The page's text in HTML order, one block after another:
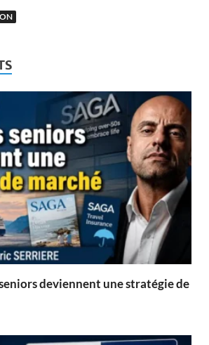
deviennent une stratégie de